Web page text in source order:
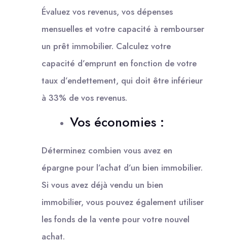
Évaluez vos revenus, vos dépenses
mensuelles et votre capacité à rembourser
un prêt immobilier. Calculez votre
capacité d’emprunt en fonction de votre
taux d’endettement, qui doit être inférieur
à 33% de vos revenus.
Vos économies :
Déterminez combien vous avez en
épargne pour l’achat d’un bien immobilier.
Si vous avez déjà vendu un bien
immobilier, vous pouvez également utiliser
les fonds de la vente pour votre nouvel
achat.